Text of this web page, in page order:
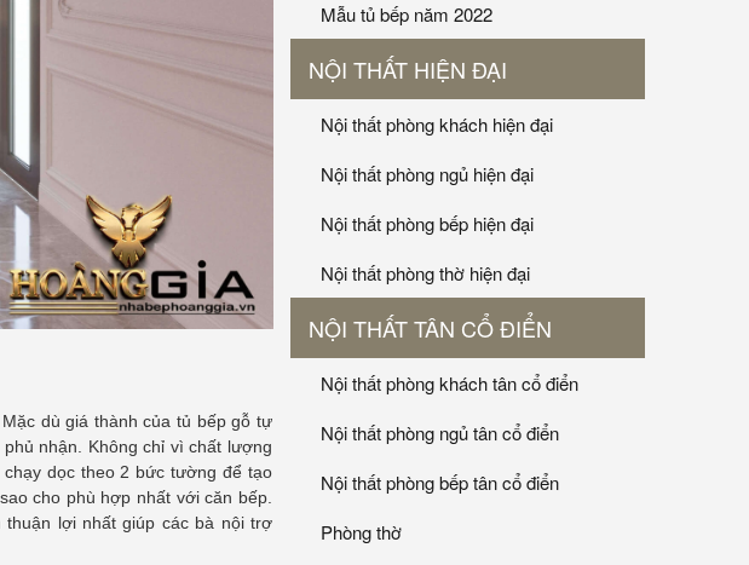
dù giá thành của tủ bếp gỗ tự
nhận. Không chỉ vì chất lượng
dọc theo 2 bức tường để tạo
cho phù hợp nhất với căn bếp.
lợi nhất giúp các bà nội trợ
Mẫu tủ bếp năm 2022
NỘI THẤT HIỆN ĐẠI
Nội thất phòng khách hiện đại
Nội thất phòng ngủ hiện đại
Nội thất phòng bếp hiện đại
Nội thất phòng thờ hiện đại
NỘI THẤT TÂN CỔ ĐIỂN
Nội thất phòng khách tân cổ điển
Nội thất phòng ngủ tân cổ điển
Nội thất phòng bếp tân cổ điển
Phòng thờ